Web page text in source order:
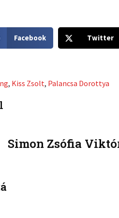
Facebook
h
o
t
t
Twitter
, Kiss Zsolt, Palancsa Dorottya
Simon Zsófia